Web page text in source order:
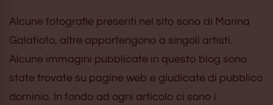
Alcune fotografie presenti nel sito sono di Marina
Galatioto, altre appartengono a singoli artisti.
Alcune immagini pubblicate in questo blog sono
state trovate su pagine web e giudicate di pubblico
dominio. In fondo ad ogni articolo ci sono i